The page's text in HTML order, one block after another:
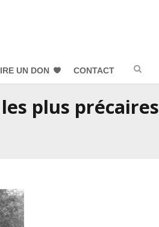
UN DON CONTACT
plus précaires